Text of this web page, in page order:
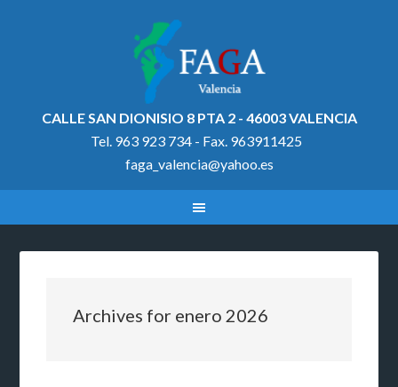
CALLE SAN DIONISIO 8 PTA 2 - 46003 VALENCIA
Tel. 963 923 734 - Fax. 963911425
faga_valencia@yahoo.es
Archives for enero 2026